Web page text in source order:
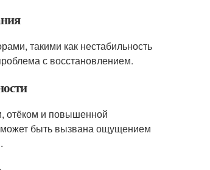
такими как нестабильность
с восстановлением.
отёком и повышенной
может быть вызвана ощущением